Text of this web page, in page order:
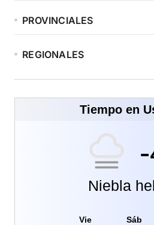
PROVINCIALES
REGIONALES
Tiempo en
Niebla
Vie Sáb